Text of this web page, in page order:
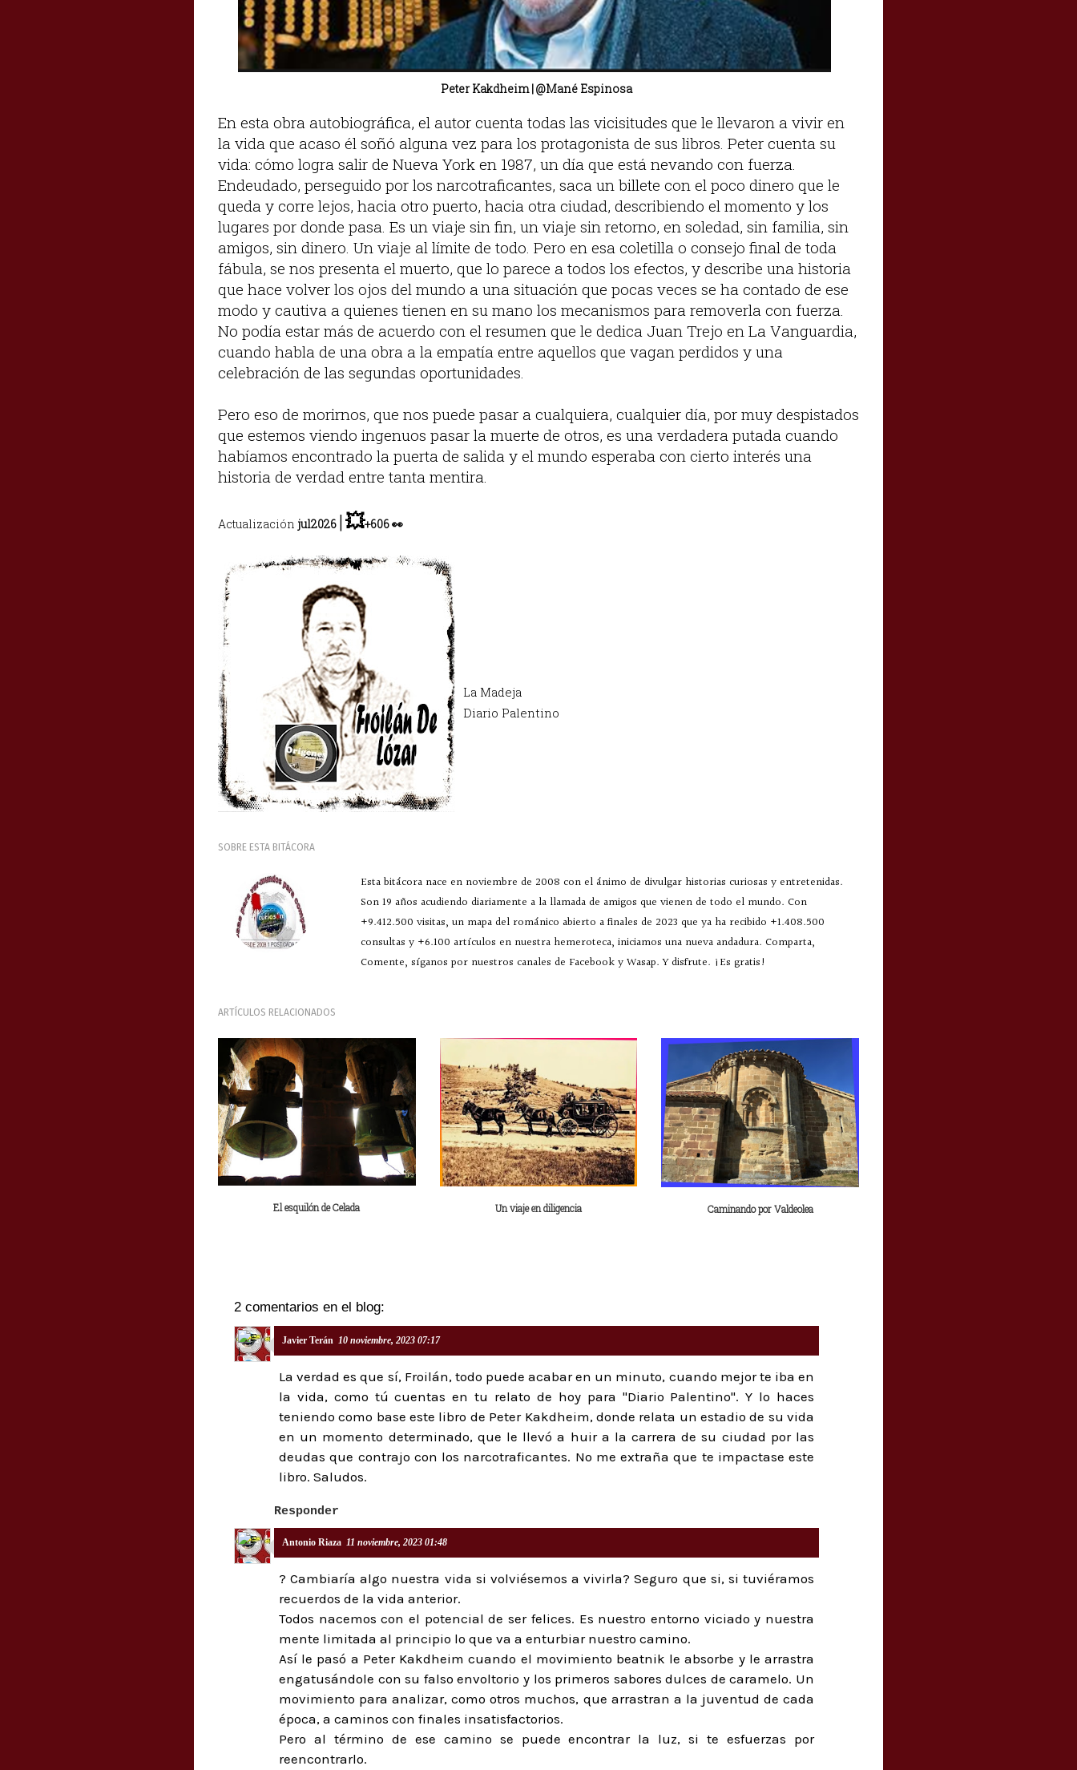
Peter Kakdheim | @Mané Espinosa
En esta obra autobiográfica, el autor cuenta todas las vicisitudes que le llevaron a vivir en
la vida que acaso él soñó alguna vez para los protagonista de sus libros. Peter cuenta su
vida: cómo logra salir de Nueva York en 1987, un día que está nevando con fuerza.
Endeudado, perseguido por los narcotraficantes, saca un billete con el poco dinero que le
queda y corre lejos, hacia otro puerto, hacia otra ciudad, describiendo el momento y los
lugares por donde pasa. Es un viaje sin fin, un viaje sin retorno, en soledad, sin familia, sin
amigos, sin dinero. Un viaje al límite de todo. Pero en esa coletilla o consejo final de toda
fábula, se nos presenta el muerto, que lo parece a todos los efectos, y describe una historia
que hace volver los ojos del mundo a una situación que pocas veces se ha contado de ese
modo y cautiva a quienes tienen en su mano los mecanismos para removerla con fuerza.
No podía estar más de acuerdo con el resumen que le dedica Juan Trejo en La Vanguardia,
cuando habla de una obra a la empatía entre aquellos que vagan perdidos y una
celebración de las segundas oportunidades.
Pero eso de morirnos, que nos puede pasar a cualquiera, cualquier día, por muy despistados
que estemos viendo ingenuos pasar la muerte de otros, es una verdadera putada cuando
habíamos encontrado la puerta de salida y el mundo esperaba con cierto interés una
historia de verdad entre tanta mentira.
Actualización jul2026 |💥+606👀
La Madeja
Diario Palentino
SOBRE ESTA BITÁCORA
Esta bitácora nace en noviembre de 2008 con el ánimo de divulgar historias curiosas y entretenidas.
Son 19 años acudiendo diariamente a la llamada de amigos que vienen de todo el mundo. Con
+9.412.500 visitas, un mapa del románico abierto a finales de 2023 que ya ha recibido +1.408.500
consultas y +6.100 artículos en nuestra hemeroteca, iniciamos una nueva andadura. Comparta,
Comente, síganos por nuestros canales de Facebook y Wasap. Y disfrute. ¡Es gratis!
ARTÍCULOS RELACIONADOS
El esquilón de Celada Un viaje en diligencia Caminando por Valdeolea
2 comentarios en el blog:
Javier Terán 10 noviembre, 2023 07:17
La verdad es que sí, Froilán, todo puede acabar en un minuto, cuando mejor te iba en
la vida, como tú cuentas en tu relato de hoy para "Diario Palentino". Y lo haces
teniendo como base este libro de Peter Kakdheim, donde relata un estadio de su vida
en un momento determinado, que le llevó a huir a la carrera de su ciudad por las
deudas que contrajo con los narcotraficantes. No me extraña que te impactase este
libro. Saludos.
Responder
Antonio Riaza 11 noviembre, 2023 01:48
? Cambiaría algo nuestra vida si volviésemos a vivirla? Seguro que si, si tuviéramos
recuerdos de la vida anterior.
Todos nacemos con el potencial de ser felices. Es nuestro entorno viciado y nuestra
mente limitada al principio lo que va a enturbiar nuestro camino.
Así le pasó a Peter Kakdheim cuando el movimiento beatnik le absorbe y le arrastra
engatusándole con su falso envoltorio y los primeros sabores dulces de caramelo. Un
movimiento para analizar, como otros muchos, que arrastran a la juventud de cada
época, a caminos con finales insatisfactorios.
Pero al término de ese camino se puede encontrar la luz, si te esfuerzas por
reencontrarlo.